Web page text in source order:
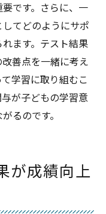
です。さらに、一
てどのようにサポ
ます。テスト結果
善点を一緒に考え
学習に取り組むこ
が子どもの学習意
るのです。
が成績向上